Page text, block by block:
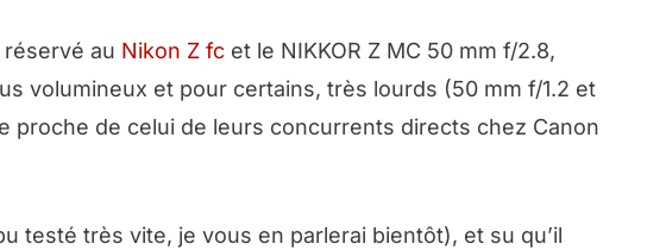
réservé au Nikon Z fc et le NIKKOR Z MC 50 mm f/2.8,
volumineux et pour certains, très lourds (50 mm f/1.2 et
proche de celui de leurs concurrents directs chez Canon
testé très vite, je vous en parlerai bientôt), et su qu’il